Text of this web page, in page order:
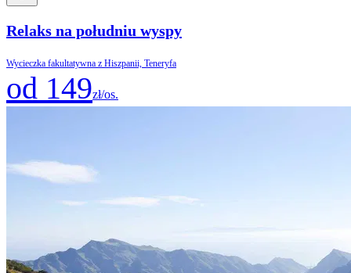
Relaks na południu wyspy
Wycieczka fakultatywna z Hiszpanii, Teneryfa
od 149zł/os.